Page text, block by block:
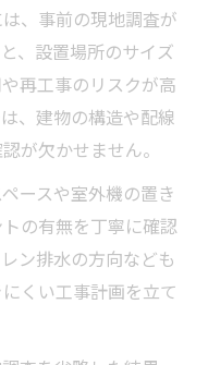
業の違いを理解
エアコン工事内容
者選びのコツ
チェックリスト
認すべき項目一覧
長さのポイント
の流れを解説
わせで失敗防止
事費用を抑える
、事前の現地調査が
、設置場所のサイズ
再工事のリスクが高
、建物の構造や配線
が欠かせません。
ースや室外機の置き
の有無を丁寧に確認
ン排水の方向なども
くい工事計画を立て